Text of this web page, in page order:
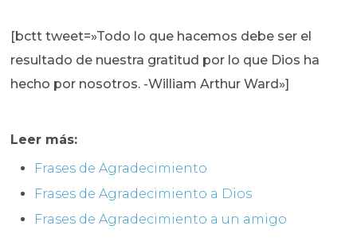
[bctt tweet=»Todo lo que hacemos debe ser el
resultado de nuestra gratitud por lo que Dios ha
hecho por nosotros. -William Arthur Ward»]
Leer más:
Frases de Agradecimiento
Frases de Agradecimiento a Dios
Frases de Agradecimiento a un amigo